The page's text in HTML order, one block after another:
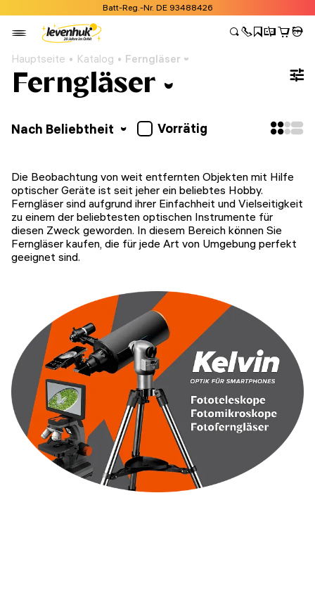
Batt-Reg.-Nr. DE 93488426
Hauptseite Katalog Ferngläser
Ferngläser
Nach Beliebtheit Vorrätig
Die Beobachtung von weit entfernten Objekten mit Hilfe
optischer Geräte ist seit jeher ein beliebtes Hobby.
Ferngläser sind aufgrund ihrer Einfachheit und Vielseitigkeit
zu einem der beliebtesten optischen Instrumente für
diesen Zweck geworden. In diesem Bereich können Sie
Ferngläser kaufen, die für jede Art von Umgebung perfekt
geeignet sind.